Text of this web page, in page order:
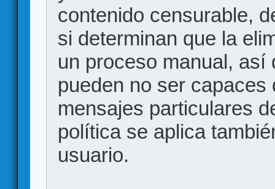
contenido censurable,
si determinan que la
un proceso manual, así
pueden no ser
mensajes particulares
política se aplica
usuario.